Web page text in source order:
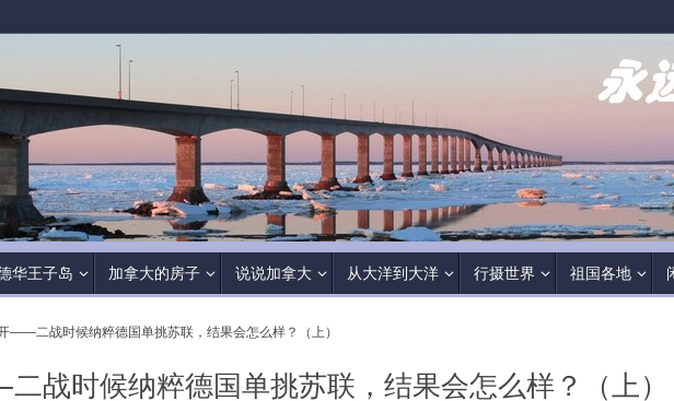
华王子岛 加拿大的房子 说说加拿大 从大洋到大洋 行摄世界 祖国各地
——二战时候纳粹德国单挑苏联，结果会怎么样？（上）
战时候纳粹德国单挑苏联，结果会怎么样？（上）